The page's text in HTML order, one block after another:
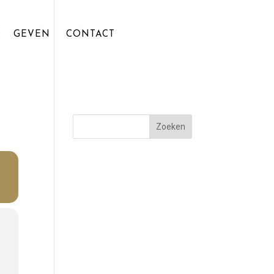
GEVEN CONTACT
Zoeken